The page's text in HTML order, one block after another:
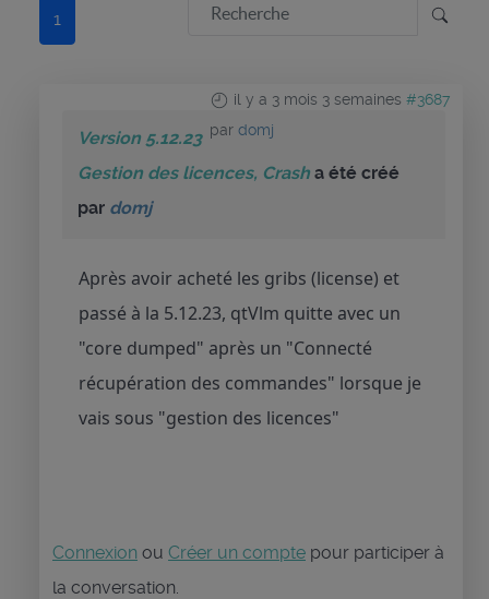
1
il y a 3 mois 3 semaines #3687
par domj
Version 5.12.23
Gestion des licences, Crash a été créé
par domj
Après avoir acheté les gribs (license) et
passé à la 5.12.23, qtVlm quitte avec un
"core dumped" après un "Connecté
récupération des commandes" lorsque je
vais sous "gestion des licences"
Connexion ou Créer un compte pour participer à
la conversation.